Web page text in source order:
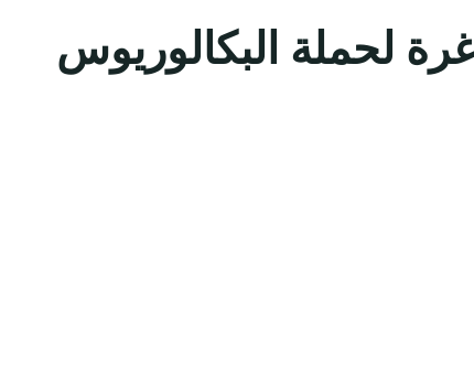
لحملة البكالوريوس